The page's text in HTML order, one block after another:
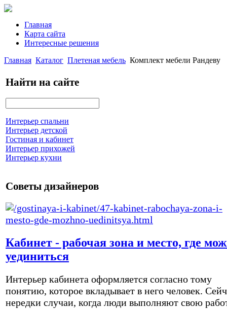
Главная
Карта сайта
Интересные решения
Главная Каталог Плетеная мебель Комплект мебели Рандеву
Найти на сайте
Интерьер спальни
Интерьер детской
Гостиная и кабинет
Интерьер прихожей
Интерьер кухни
Советы дизайнеров
Кабинет - рабочая зона и место, где
уединиться
Интерьер кабинета оформляется согласно тому
понятию, которое вкладывает в него человек.
нередки случаи, когда люди выполняют свою